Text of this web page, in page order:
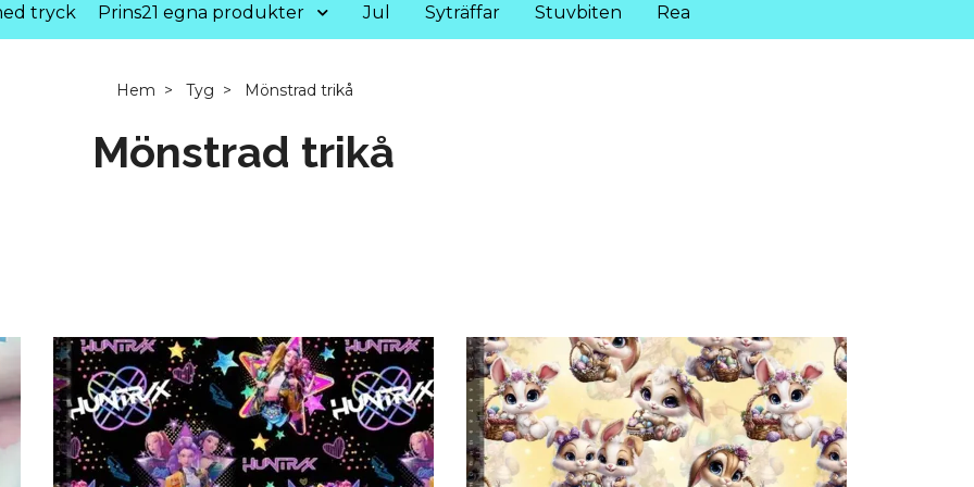
tryck Prins21 egna produkter Jul Syträffar Stuvbiten Rea
Hem Tyg Mönstrad trikå
Mönstrad trikå